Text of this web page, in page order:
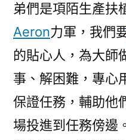
弟們是項陌生產扶
Aeron力軍，我們
的貼心人，為大師
事、解困難，專心
保證任務，輔助他
場投進到任務傍邊